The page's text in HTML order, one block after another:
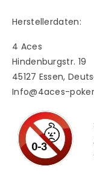
Herstellerdaten:
4 Aces
Hindenburgstr. 19
45127 Essen,
Info@4aces-